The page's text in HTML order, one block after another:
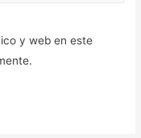
y web en este